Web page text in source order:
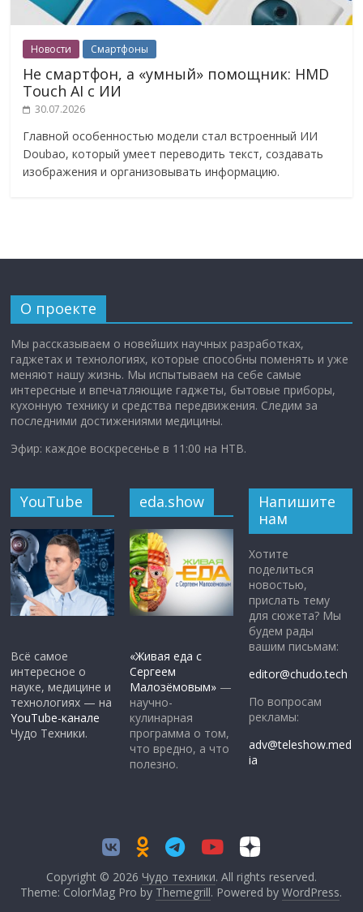
Новости Смартфоны
Не смартфон, а «умный» помощник: HMD
Touch AI с ИИ
30.07.2026
Главной особенностью модели стал встроенный ИИ
Doubao, который умеет переводить текст, создавать
изображения и организовывать информацию.
О проекте
Мы рассказываем о новейших научных разработках,
гаджетах и технологиях, которые способны поменять и уже
меняют нашу жизнь. Мы испытываем на себе самые
интересные и впечатляющие гаджеты, бытовые приборы,
кухонную технику и средства передвижения. Следим за
последними достижениями медицины.
Эфир: каждое воскресенье в 11:00 на НТВ.
YouTube
Всё самое
интересное о
науке, медицине и
технологиях — на
YouTube-канале
Чудо Техники.
eda.show
«Живая еда с
Сергеем
Малозёмовым» —
научно-
кулинарная
программа о том,
что вредно, а что
полезно.
Напишите
нам
Хотите
поделиться
новостью,
прислать тему
для сюжета? Мы
будем рады
вашим письмам:
editor@chudo.tech
По вопросам
рекламы:
adv@teleshow.med
ia
Copyright © 2026 Чудо техники. All rights reserved.
Theme: ColorMag Pro by Themegrill. Powered byWordPress.